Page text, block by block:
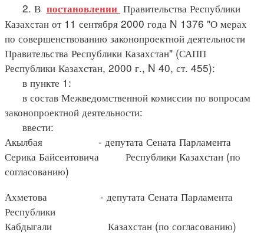
2. В постановлении Правительства Республики
Казахстан от 11 сентября 2000 года N 1376 "О мерах
по совершенствованию законопроектной деятельности
Правительства Республики Казахстан" (САПП
Республики Казахстан, 2000 г., N 40, ст. 455):
в пункте 1:
в состав Межведомственной комиссии по вопросам
законопроектной деятельности:
ввести:
Акылбая - депутата Сената Парламента
Серика Байсеитовича Республики Казахстан (по
согласованию)
Ахметова - депутата Сената Парламента
Республики
Кабдыгали Казахстан (по согласованию)